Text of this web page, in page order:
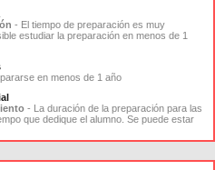
- El tiempo de preparación es muy
estudiar la preparación en menos de 1
en menos de 1 año
- La duración de la preparación para las
que dedique el alumno. Se puede estar